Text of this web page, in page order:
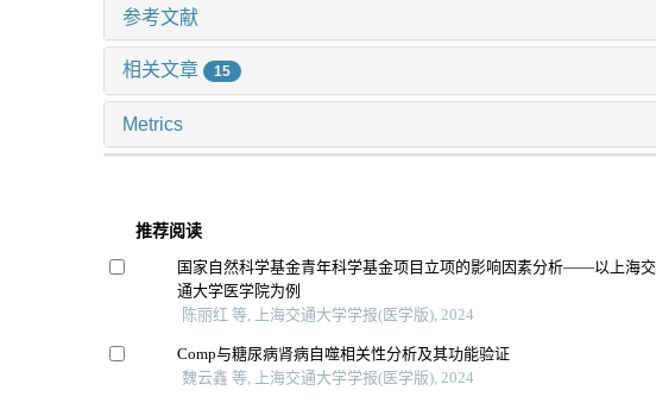
参考文献
相关文章 15
Metrics
推荐阅读
国家自然科学基金青年科学基金项目立项的影响因素分析——以上海交
通大学医学院为例
陈丽红 等, 上海交通大学学报(医学版), 2024
Comp与糖尿病肾病自噬相关性分析及其功能验证
魏云鑫 等, 上海交通大学学报(医学版), 2024